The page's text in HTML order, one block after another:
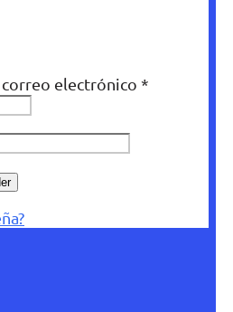
electrónico *